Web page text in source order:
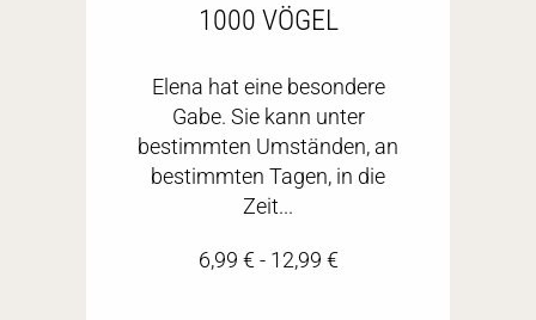
1000 VÖGEL
Elena hat eine besondere
Gabe. Sie kann unter
bestimmten Umständen, an
bestimmten Tagen, in die
Zeit...
6,99 € - 12,99 €